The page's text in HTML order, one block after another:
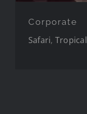
Corporate
Safari, Tropical